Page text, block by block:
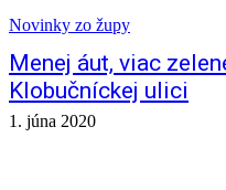
Novinky zo župy
Menej áut, viac
Klobučníckej ulici
1. júna 2020